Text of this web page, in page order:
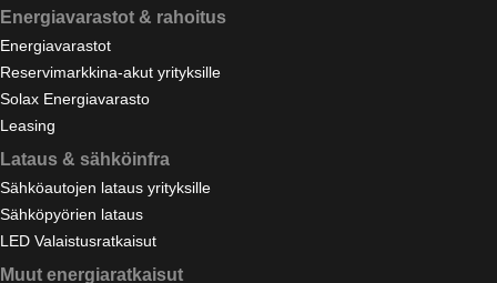
Energiavarastot & rahoitus
Energiavarastot
Reservimarkkina-akut yrityksille
Solax Energiavarasto
Leasing
Lataus & sähköinfra
Sähköautojen lataus yrityksille
Sähköpyörien lataus
LED Valaistusratkaisut
Muut energiaratkaisut